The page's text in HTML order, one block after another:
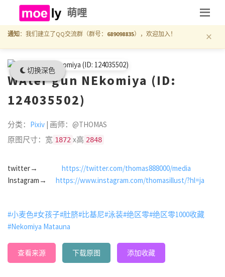
切换深色
萌哩
通知 ：我们建立了QQ交流群（群号： 689098835），欢迎加入！ ×
WAter gun NEkomiya (ID:
124035502)
分类： Pixiv | 画师：@THOMAS
原图尺寸：宽 1872 x高 2848
twitter→
https://twitter.com/thomas888000/media
Instagram→ https://www.instagram.com/thomasillust/?hl=ja
#小麦色#女孩子#肚脐#比基尼#泳装#绝区零#绝区零1000收藏
#Nekomiya Matauna
查看来源 下载原图 添加收藏